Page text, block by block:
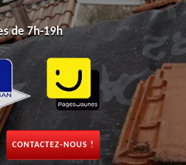
de 7h-19h
CONTACTEZ-NOUS !